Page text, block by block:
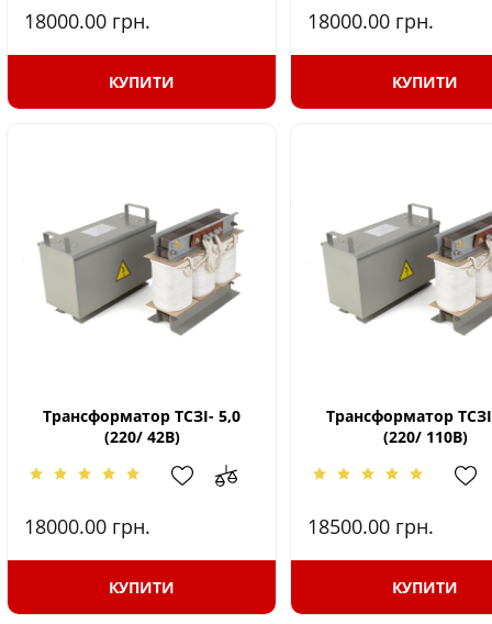
18000.00 грн.
КУПИТИ
18000.00 грн.
КУПИТИ
Трансформатор ТСЗІ- 5,0
(220/ 42В)
18000.00 грн.
КУПИТИ
Трансформатор
(220/ 110В)
18500.00 грн.
КУПИТИ